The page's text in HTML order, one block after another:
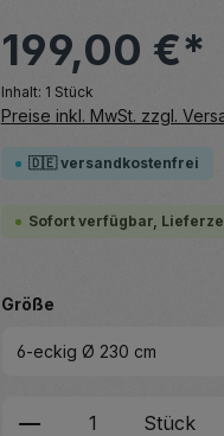
199,00 €*
Inhalt: 1 Stück
Preise inkl. MwSt. zzgl.
🇩🇪 versandkostenfrei
Sofort verfügbar,
Größeauswählen
Produkt Stück